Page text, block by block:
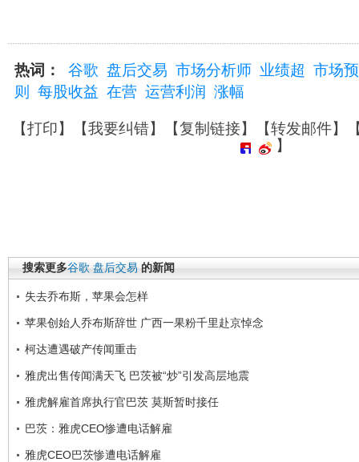
热词： 谷歌 盘后交易 市场分析师 业绩超 市场
则
每股收益 在营 运营利润 涨幅
【打印】【我要纠错】【复制链接】【转发邮件】
】
搜索更多谷歌 盘后交易 的新闻
失去乔布斯，苹果会怎样
苹果创始人乔布斯辞世 广西一果粉千里赴京悼念
柯达遭遇破产传闻重击
雅虎出售传闻满天飞 巴茨被“炒”引发高层地震
雅虎解雇首席执行官巴茨 莫斯暂时接任
巴茨：雅虎CEO惨遭电话解雇
雅虎CEO巴茨惨遭电话解雇